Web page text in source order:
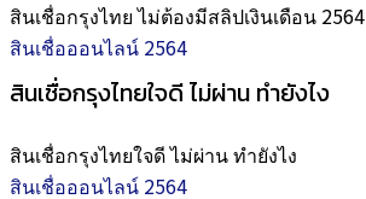
สินเชื่อกรุงไทย ไม่ต้องมีสลิปเงินเดือน 2564
สินเชื่อออนไลน์ 2564
สินเชื่อกรุงไทยใจดี ไม่ผ่าน ทำยังไง
สินเชื่อกรุงไทยใจดี ไม่ผ่าน ทำยังไง
สินเชื่อออนไลน์ 2564